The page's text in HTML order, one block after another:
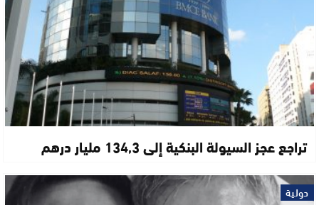
تراجع عجز السيولة البنكية إلى 134,3 مليار درهم
دولية